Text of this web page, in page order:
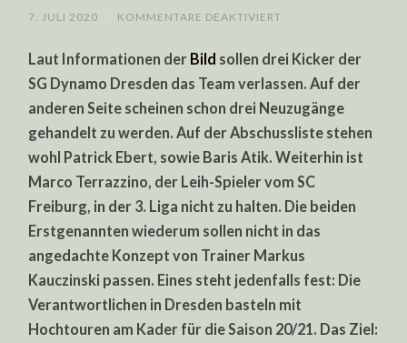
7. JULI 2020 KOMMENTARE DEAKTIVIERT
TRANSFER-
SETZT
IN
BEWEGUNG
Laut Informationen der Bild sollen drei Kicker der
SG Dynamo Dresden das Team verlassen. Auf der
anderen Seite scheinen schon drei Neuzugänge
gehandelt zu werden. Auf der Abschussliste stehen
wohl Patrick Ebert, sowie Baris Atik. Weiterhin ist
Marco Terrazzino, der Leih-Spieler vom SC
Freiburg, in der 3. Liga nicht zu halten. Die beiden
Erstgenannten wiederum sollen nicht in das
angedachte Konzept von Trainer Markus
Kauczinski passen. Eines steht jedenfalls fest: Die
Verantwortlichen in Dresden basteln mit
Hochtouren am Kader für die Saison 20/21. Das Ziel: